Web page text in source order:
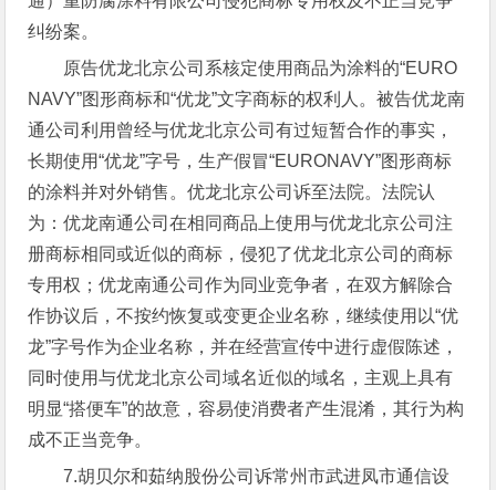
纠纷案。
原告优龙北京公司系核定使用商品为涂料的“EURO
NAVY”图形商标和“优龙”文字商标的权利人。被告优龙南
通公司利用曾经与优龙北京公司有过短暂合作的事实，
长期使用“优龙”字号，生产假冒“EURONAVY”图形商标
的涂料并对外销售。优龙北京公司诉至法院。法院认
为：优龙南通公司在相同商品上使用与优龙北京公司注
册商标相同或近似的商标，侵犯了优龙北京公司的商标
专用权；优龙南通公司作为同业竞争者，在双方解除合
作协议后，不按约恢复或变更企业名称，继续使用以“优
龙”字号作为企业名称，并在经营宣传中进行虚假陈述，
同时使用与优龙北京公司域名近似的域名，主观上具有
明显“搭便车”的故意，容易使消费者产生混淆，其行为构
成不正当竞争。
7.胡贝尔和茹纳股份公司诉常州市武进凤市通信设